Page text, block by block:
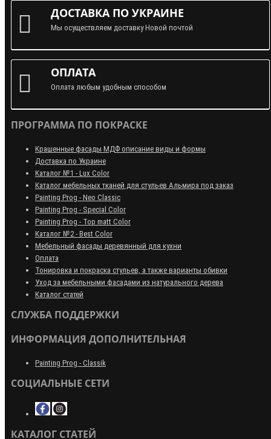
ДОСТАВКА ПО УКРАИНЕ
Мы осуществляем доставку Новой почтой
ОПЛАТА
Оплата любым удобным способом
ПРОГРАММА ПО ПОКРАСКЕ
Крашенные фасады МДФ описание виды и формы
Доставка по Украине
Каталог №1 - Lux Color
Каталог мебельных тканей для стульев Альмира под заказ
Painting Prog - Neo Classiс
Painting Prog - Special Color
Painting Prog - Top matt Color
Каталог №2 - Best Color
Мебельный фасады деревянный для кухни
Оплата
Тонировка и покраска стульев, а также варианты обивки
Уход за мебельными фасадами из натурального дерева
Каталог статей
СЛУЖБА ПОДДЕРЖКИ
ИНФОРМАЦИЯ ДОПОЛНИТЕЛЬНАЯ
Painting Prog - Classik
СОЦИАЛЬНЫЕ СЕТИ
КАТАЛОГ СТАТЕЙ